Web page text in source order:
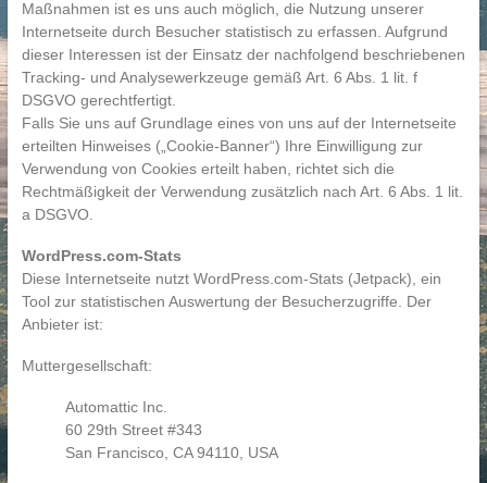
Maßnahmen ist es uns auch möglich, die Nutzung unserer
Internetseite durch Besucher statistisch zu erfassen. Aufgrund
dieser Interessen ist der Einsatz der nachfolgend beschriebenen
Tracking- und Analysewerkzeuge gemäß Art. 6 Abs. 1 lit. f
DSGVO gerechtfertigt.
Falls Sie uns auf Grundlage eines von uns auf der Internetseite
erteilten Hinweises („Cookie-Banner“) Ihre Einwilligung zur
Verwendung von Cookies erteilt haben, richtet sich die
Rechtmäßigkeit der Verwendung zusätzlich nach Art. 6 Abs. 1 lit.
a DSGVO.
WordPress.com-Stats
Diese Internetseite nutzt WordPress.com-Stats (Jetpack), ein
Tool zur statistischen Auswertung der Besucherzugriffe. Der
Anbieter ist:
Muttergesellschaft:
Automattic Inc.
60 29th Street #343
San Francisco, CA 94110, USA